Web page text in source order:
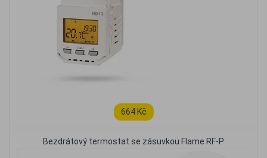
664 Kč
Bezdrátový termostat se zásuvkou Flame RF-P